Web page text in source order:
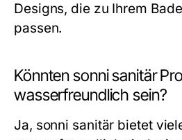
Designs, die zu Ihrem
passen.
Könnten sonni sanitär
wasserfreundlich sein?
Ja, sonni sanitär bietet